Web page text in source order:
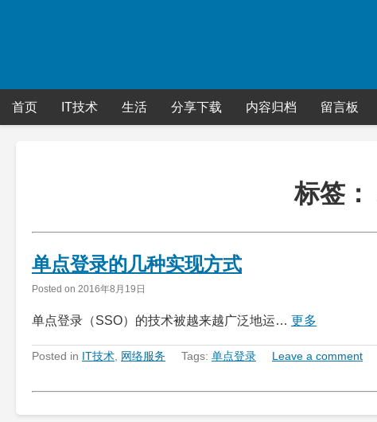
首页 IT技术 生活 分享下载 内容归档 留言板
标签：
单点登录的几种实现方式
Posted on 2016年8月19日
单点登录（SSO）的技术被越来越广泛地运… 更多
Posted in IT技术 网络服务 Tags: 单点登录 Leave a comment